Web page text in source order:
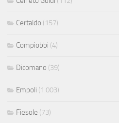
Certaldo (157)
Compiobbi (4)
Dicomano (39)
Empoli (1.003)
Fiesole (73)